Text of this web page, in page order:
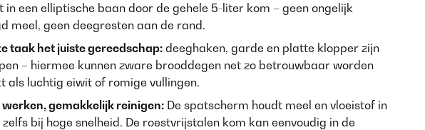
in een elliptische baan door de gehele 5-liter kom – geen ongelijk
meel, geen deegresten aan de rand.
taak het juiste gereedschap: deeghaken, garde en platte klopper zijn
– hiermee kunnen zware brooddegen net zo betrouwbaar worden
als luchtig eiwit of romige vullingen.
gemakkelijk reinigen: De spatscherm houdt meel en vloeistof in
bij hoge snelheid. De roestvrijstalen kom kan eenvoudig in de